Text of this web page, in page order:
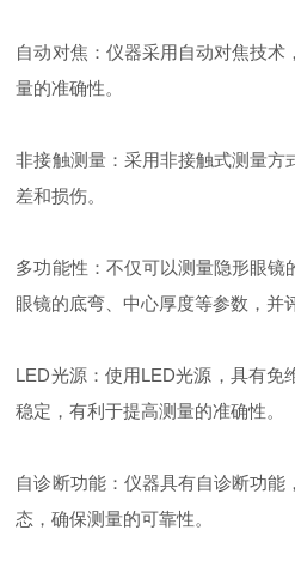
自动对焦：仪器采用自动对焦技术
量的准确性。
非接触测量：采用非接触式测量方
差和损伤。
多功能性：不仅可以测量隐形眼镜
眼镜的底弯、中心厚度等参数，并
LED光源：使用LED光源，具有免
稳定，有利于提高测量的准确性。
自诊断功能：仪器具有自诊断功能
态，确保测量的可靠性。